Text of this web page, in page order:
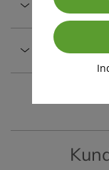
Beschreibung
Sicher &